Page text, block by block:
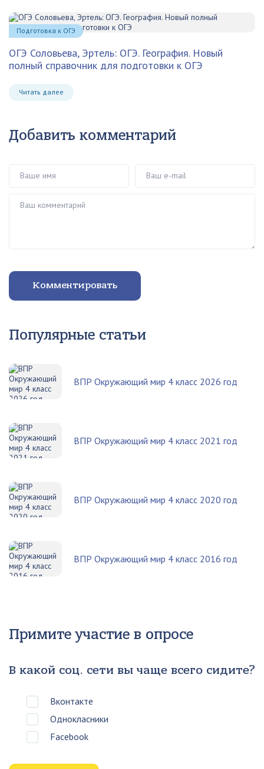
ОГЭ Соловьева, Эртель: ОГЭ. География. Новый
полный справочник для подготовки к ОГЭ
Читать далее
Подготовка к ОГЭ
Добавить комментарий
Комментировать
Популярные статьи
ВПР Окружающий мир 4 класс 2026 год
ВПР Окружающий мир 4 класс 2021 год
ВПР Окружающий мир 4 класс 2020 год
ВПР Окружающий мир 4 класс 2016 год
Примите участие в опросе
В какой соц. сети вы чаще всего сидите?
Вконтакте
Однокласники
Facebook